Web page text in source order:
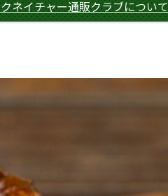
ネイチャー通販クラブについて